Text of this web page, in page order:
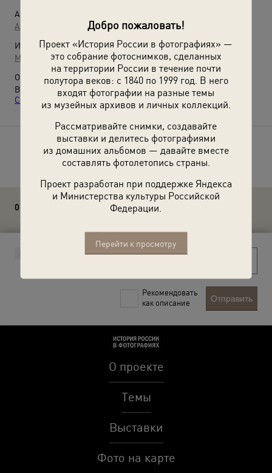
Добро пожаловать!
Проект «История России в фотографиях» —
это собрание фотоснимков, сделанных
на территории России в течение почти
полутора веков: с 1840 по 1999 год. В него
входят фотографии на разные темы
из музейных архивов и личных коллекций.
Рассматривайте снимки, создавайте
выставки и делитесь фотографиями
из домашних альбомов — давайте вместе
составлять фотолетопись страны.
Проект разработан при поддержке Яндекса
и Министерства культуры Российской
Федерации.
Перейти к просмотру
Автор:
Александр Рубашкин
Источники:
МАММ / МДФ
О фотографии:
Выставки
«Когда все были молодыми»и«Народные артисты
СССР»
с этой фотографией.
Расскажите друзьям об этом фото
0 комментариев
Рекомендовать
как описание
Отправить
О проекте
Темы
Выставки
Фото на карте